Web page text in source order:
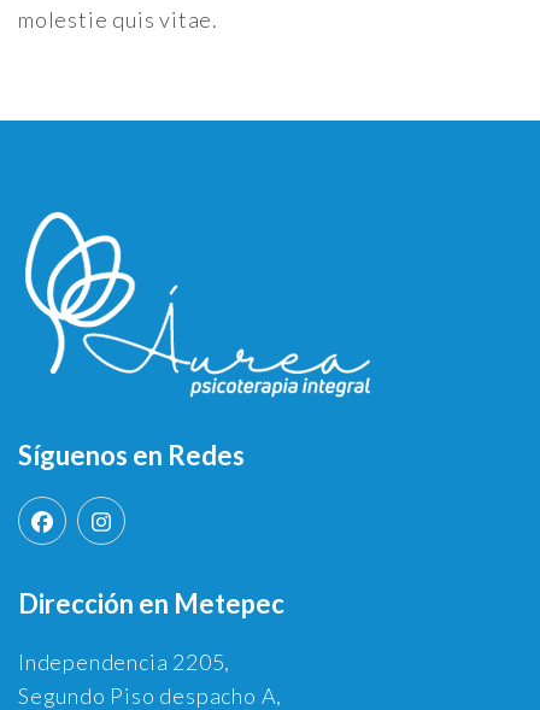
molestie quis vitae.
Síguenos en Redes
Dirección en Metepec
Independencia 2205,
Segundo Piso despacho A,